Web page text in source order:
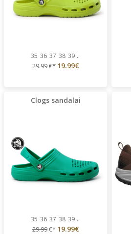
35 36 37 38 39...
29.99€* 19.99€
Clogs sandalai
35 36 37 38 39...
29.99€* 19.99€